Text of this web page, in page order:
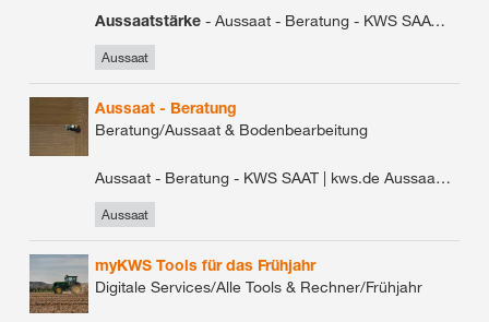
Bestandesführung
Markt
Ernte
Triticale
Hafer
Aussaatstärke - Aussaat - Beratung - KWS SAAT | kws.de
Aussaat
Aussaat - Beratung
Beratung/Aussaat & Bodenbearbeitung
Aussaat - Beratung - KWS SAAT | kws.de Aussaat & Bodenbearbeitung Saatgutbedarf und
Aussaat
myKWS Tools für das Frühjahr
Digitale Services/Alle Tools & Rechner/Frühjahr